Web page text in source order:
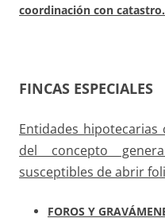
coordinación con catastro.
FINCAS ESPECIALES
Entidades hipotecarias
del concepto
susceptibles de abrir
FOROS Y